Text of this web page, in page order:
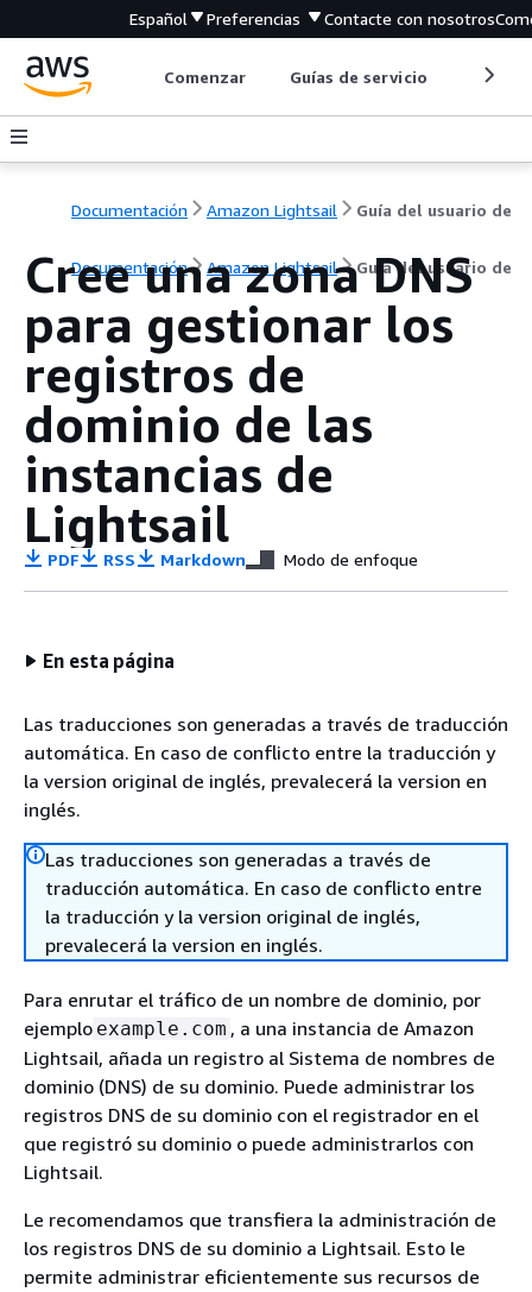
Español Preferencias Contacte con nosotros
Comenzar Guías de servicio
Documentación Amazon Lightsail Guía del usuario de
Documentación Amazon Lightsail Guía del usuario de
Cree una zona DNS
para gestionar los
registros de
dominio de las
instancias de
Lightsail
PDF RSS Markdown Modo de enfoque
En esta página
Las traducciones son generadas a través de traducción
automática. En caso de conflicto entre la traducción y
la version original de inglés, prevalecerá la version en
inglés.
Las traducciones son generadas a través de
traducción automática. En caso de conflicto entre
la traducción y la version original de inglés,
prevalecerá la version en inglés.
Para enrutar el tráfico de un nombre de dominio, por
ejemplo example.com , a una instancia de Amazon
Lightsail, añada un registro al Sistema de nombres de
dominio (DNS) de su dominio. Puede administrar los
registros DNS de su dominio con el registrador en el
que registró su dominio o puede administrarlos con
Lightsail.
Le recomendamos que transfiera la administración de
los registros DNS de su dominio a Lightsail. Esto le
permite administrar eficientemente sus recursos de